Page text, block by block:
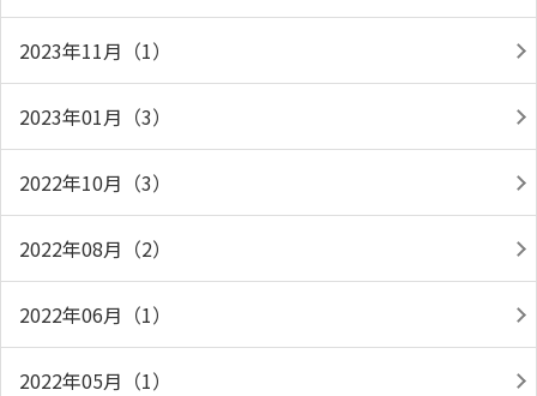
2023年11月（1）
2023年01月（3）
2022年10月（3）
2022年08月（2）
2022年06月（1）
2022年05月（1）